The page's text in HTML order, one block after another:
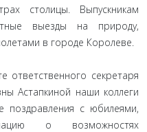
столицы. Выпускникам
выезды на природу,
в городе Королеве.
секретаря
Астапкиной наши коллеги
поздравления с юбилеями,
о возможностях